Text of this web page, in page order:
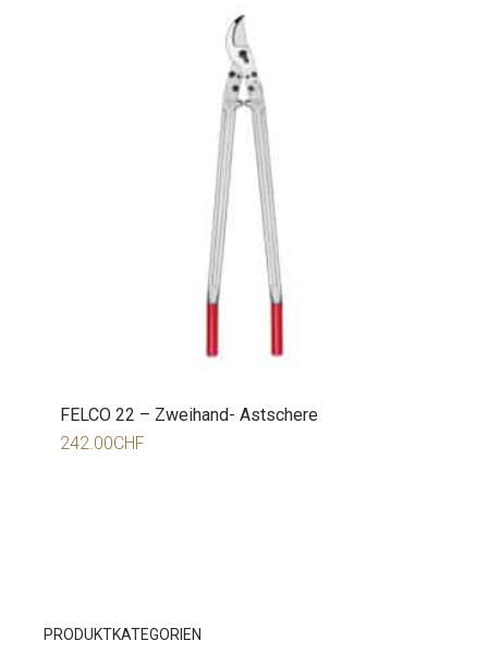
FELCO 22 – Zweihand- Astschere
242.00CHF
PRODUKTKATEGORIEN